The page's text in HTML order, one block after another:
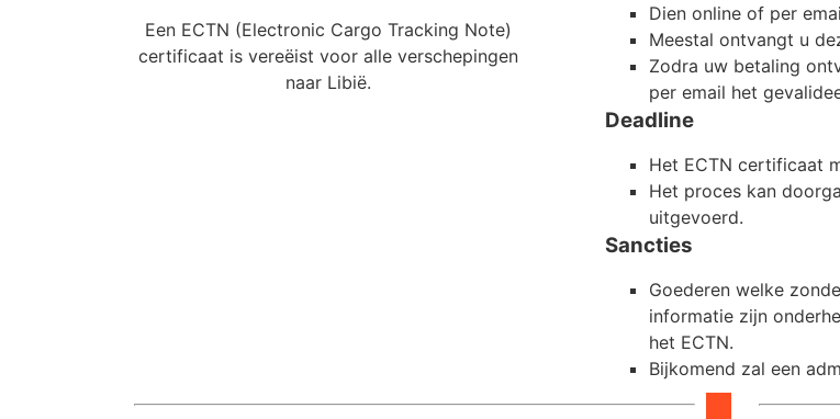
Een ECTN (Electronic Cargo Tracking Note)
certificaat is vereëist voor alle verschepingen
naar Libië.
Dien online of per
Meestal ontvangt u
Zodra uw betaling
per email het
Deadline
Het ECTN certificaat
Het proces kan
uitgevoerd.
Sancties
Goederen welke
informatie zijn
het ECTN.
Bijkomend zal een